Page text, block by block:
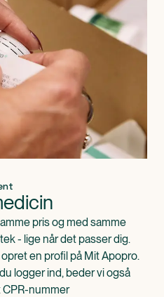
pris og med samme
- lige når det passer dig.
en profil på Mit Apopro.
logger ind, beder vi også
CPR-nummer